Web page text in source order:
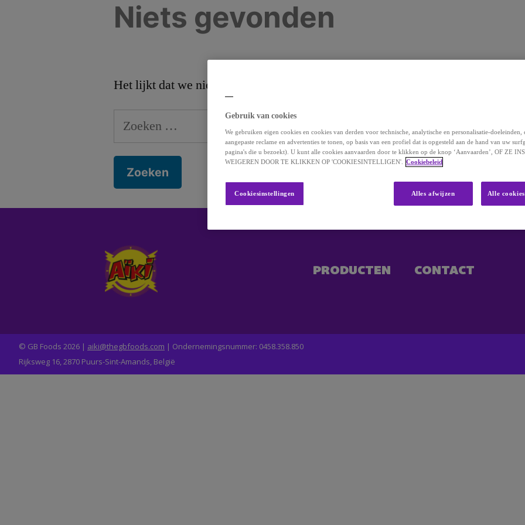
Niets gevonden
Het lijkt dat we niet kunnen vinden wat u zoekt. Misschien kan de zoekfunctie
PRODUCTEN CONTACT
© GB Foods 2026 | aiki@thegbfoods.com | Ondernemingsnummer: 0458.358.850
Rijksweg 16, 2870 Puurs-Sint-Amands, België
Gebruik van cookies
We gebruiken eigen cookies en cookies van derden voor technische, analytische en personalisatie-doeleinden,
aangepaste reclame en advertenties te tonen, op basis van een profiel dat is opgesteld aan de hand van uw
pagina's die u bezoekt). U kunt alle cookies aanvaarden door te klikken op de knop ‘Aanvaarden’, OF ZE
WEIGEREN DOOR TE KLIKKEN OP 'COOKIESINTELLIGEN'. Cookiebeleid
Alles afwijzen Alle
Cookiesinstellingen